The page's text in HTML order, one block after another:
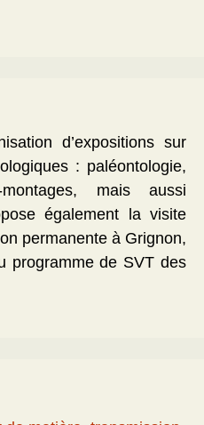
d’expositions sur
: paléontologie,
mais aussi
également la visite
permanente à Grignon,
programme de SVT des